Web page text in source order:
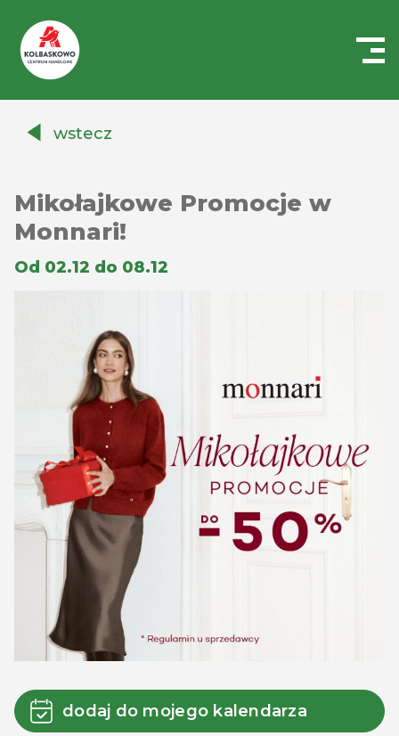
Auchanwstecz
Mikołajkowe Promocje w
Monnari!
Od 02.12 do 08.12
dodaj do mojego kalendarza